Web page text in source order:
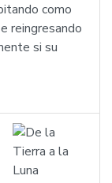
como
reingresando
si su